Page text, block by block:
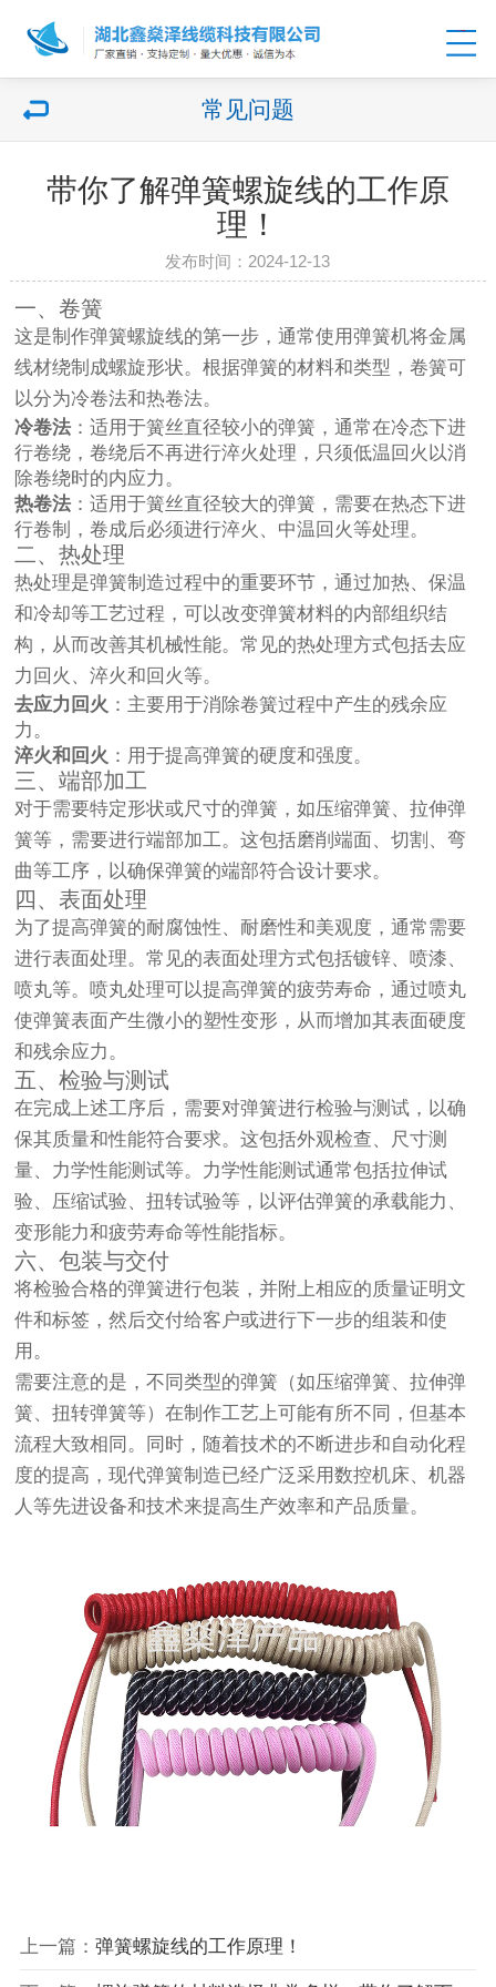
常见问题
带你了解弹簧螺旋线的工作原
理！
发布时间：2024-12-13
一、卷簧
这是制作弹簧螺旋线的第一步，通常使用弹簧机将金属
线材绕制成螺旋形状。根据弹簧的材料和类型，卷簧可
以分为冷卷法和热卷法。
冷卷法 ：适用于簧丝直径较小的弹簧，通常在冷态下进
行卷绕，卷绕后不再进行淬火处理，只须低温回火以消
除卷绕时的内应力。
热卷法 ：适用于簧丝直径较大的弹簧，需要在热态下进
行卷制，卷成后必须进行淬火、中温回火等处理。
二、热处理
热处理是弹簧制造过程中的重要环节，通过加热、保温
和冷却等工艺过程，可以改变弹簧材料的内部组织结
构，从而改善其机械性能。常见的热处理方式包括去应
力回火、淬火和回火等。
去应力回火 ：主要用于消除卷簧过程中产生的残余应
力。
淬火和回火 ：用于提高弹簧的硬度和强度。
三、端部加工
对于需要特定形状或尺寸的弹簧，如压缩弹簧、拉伸弹
簧等，需要进行端部加工。这包括磨削端面、切割、弯
曲等工序，以确保弹簧的端部符合设计要求。
四、表面处理
为了提高弹簧的耐腐蚀性、耐磨性和美观度，通常需要
进行表面处理。常见的表面处理方式包括镀锌、喷漆、
喷丸等。喷丸处理可以提高弹簧的疲劳寿命，通过喷丸
使弹簧表面产生微小的塑性变形，从而增加其表面硬度
和残余应力。
五、检验与测试
在完成上述工序后，需要对弹簧进行检验与测试，以确
保其质量和性能符合要求。这包括外观检查、尺寸测
量、力学性能测试等。力学性能测试通常包括拉伸试
验、压缩试验、扭转试验等，以评估弹簧的承载能力、
变形能力和疲劳寿命等性能指标。
六、包装与交付
将检验合格的弹簧进行包装，并附上相应的质量证明文
件和标签，然后交付给客户或进行下一步的组装和使
用。
需要注意的是，不同类型的弹簧（如压缩弹簧、拉伸弹
簧、扭转弹簧等）在制作工艺上可能有所不同，但基本
流程大致相同。同时，随着技术的不断进步和自动化程
度的提高，现代弹簧制造已经广泛采用数控机床、机器
人等先进设备和技术来提高生产效率和产品质量。
上一篇： 弹簧螺旋线的工作原理！